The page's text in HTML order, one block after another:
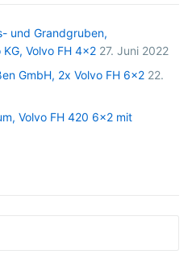
und Grandgruben,
Volvo FH 4×2 27. Juni 2022
GmbH, 2x Volvo FH 6×2 22.
Volvo FH 420 6×2 mit